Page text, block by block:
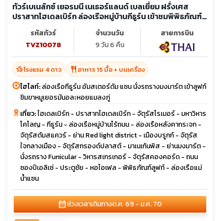
ทัวร์เบเนลักซ์ เยอรมนี เนเธอร์แลนด์ เบลเยี่ยม ฝรั่งเศส
ปราสาทไฮเดลเบิร์ก ล่องเรือหมู่บ้านกีธูร์น เข้าชมพิพิธภัณฑ์
รหัสทัวร์
TVZ10078
จำนวนวัน
9 วัน 6 คืน
สายการบิน
hotel_classโรงแรม 4 ดาว restaurant อาหาร 15 มื้อ + บนเครื่อง
ไฮไลท์:ล่องเรือกีธูร์น อัมสเตอร์ดัม แซน นั่งรถรางมงมาร์ต เข้าลูฟท์
ชิมขาหมูเยอรมันอละหอยแมลงภู่
เที่ยว:ไฮเดลเบิร์ก - ปราสาทไฮเดลเบิร์ก - จัตุรัสโรเมอร์ - มหาวิหาร
โคโลญ - กีธูร์น - ล่องเรือหมู่บ้านไร้ถนน - ล่องเรือหลังคากระจก -
จัตุรัสดัมสแควร์ - ย่าน Red light district - เมืองบรูกก์ - จัตุรัส
ใจกลางเมือง - จัตุรัสกรองด์ปลาสต์ - มาเนเก้นพิส - ย่านมงมาร์ต -
นั่งรถราง Funicular - วิหารสเกรเกอร์ - จัตุรัสคองคอร์ด - ถนน
ซองป์เอลิเซ่ - ประตูชัย - หอไอเฟล - พิพิธภัณฑ์ลูฟท์ - ล่องเรือแม่
น้ำแซน
calendar_monthช่วงเวลาเดินทางต.ค. 69 - ม.ค. 70